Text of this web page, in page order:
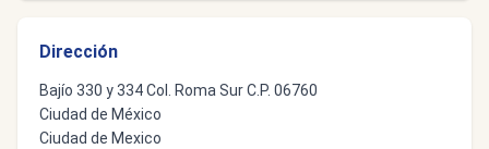
Dirección
Bajío 330 y 334 Col. Roma Sur C.P. 06760
Ciudad de México
Ciudad de Mexico